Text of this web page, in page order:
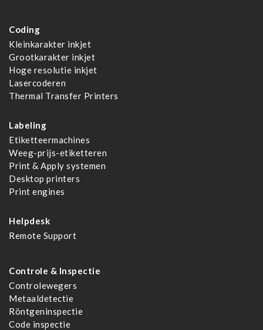
Coding
Kleinkarakter inkjet
Grootkarakter inkjet
Hoge resolutie inkjet
Lasercoderen
Thermal Transfer Printers
Labeling
Etiketteermachines
Weeg-prijs-etiketteren
Print & Apply systemen
Desktop printers
Print engines
Helpdesk
Remote Support
Controle & Inspectie
Controlewegers
Metaaldetectie
Röntgeninspectie
Code inspectie